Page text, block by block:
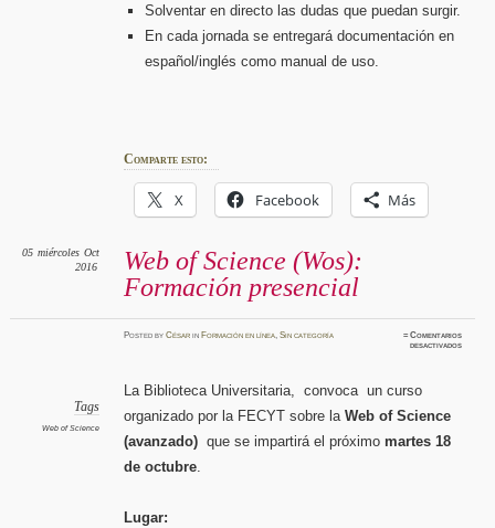
Solventar en directo las dudas que puedan surgir.
En cada jornada se entregará documentación en
español/inglés como manual de uso.
Comparte esto:
X Facebook Más
Web of Science (Wos):
Formación presencial
05 miércoles Oct
2016
PostedbyCésar in Formación en línea,Sin categoría ≈Comentarios
desactivadosen
Tags
Web of Science
La Biblioteca Universitaria, convoca un curso
organizado por la FECYT sobre la Web of Science
(avanzado)que se impartirá el próximomartes 18
de octubre.
Lugar: